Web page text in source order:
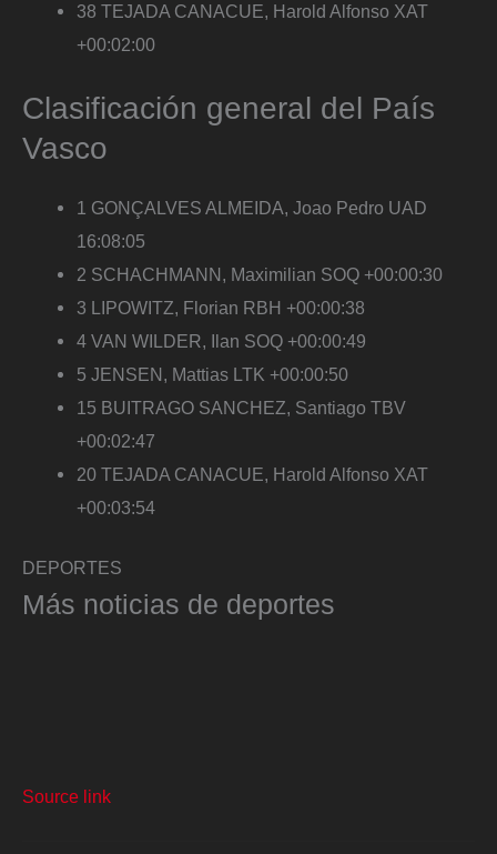
38 TEJADA CANACUE, Harold Alfonso XAT
+00:02:00
Clasificación general del País
Vasco
1 GONÇALVES ALMEIDA, Joao Pedro UAD
16:08:05
2 SCHACHMANN, Maximilian SOQ +00:00:30
3 LIPOWITZ, Florian RBH +00:00:38
4 VAN WILDER, Ilan SOQ +00:00:49
5 JENSEN, Mattias LTK +00:00:50
15 BUITRAGO SANCHEZ, Santiago TBV
+00:02:47
20 TEJADA CANACUE, Harold Alfonso XAT
+00:03:54
DEPORTES
Más noticias de deportes
Source link